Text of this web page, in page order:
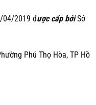
2019 được cấp bởiSở
Phú Thọ Hòa, TP Hồ